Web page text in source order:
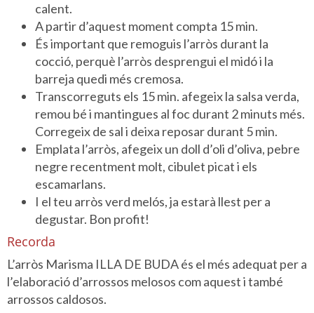
calent.
A partir d’aquest moment compta 15 min.
És important que remoguis l’arròs durant la
cocció, perquè l’arròs desprengui el midó i la
barreja quedi més cremosa.
Transcorreguts els 15 min. afegeix la salsa verda,
remou bé i mantingues al foc durant 2 minuts més.
Corregeix de sal i deixa reposar durant 5 min.
Emplata l’arròs, afegeix un doll d’oli d’oliva, pebre
negre recentment molt, cibulet picat i els
escamarlans.
I el teu arròs verd melós, ja estarà llest per a
degustar. Bon profit!
Recorda
L’arròs Marisma ILLA DE BUDA és el més adequat per a
l’elaboració d’arrossos melosos com aquest i també
arrossos caldosos.